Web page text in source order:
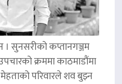
। सुनसरीको कप्तानगञ्जम
क्रममा काठमाडौंमा
परिवारले शव बुझ्न